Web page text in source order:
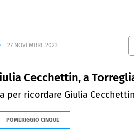
27 NOVEMBRE 2023
Cecchettin, a
per ricordare Giulia
POMERIGGIO CINQUE